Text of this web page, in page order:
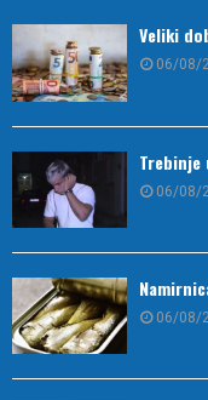
Veliki
06/08/
Trebinje
06/08/
06/08/